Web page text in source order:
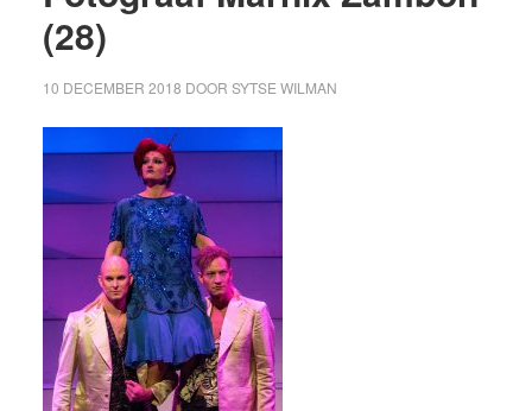
(28)
10 DECEMBER 2018 DOOR SYTSE WILMAN